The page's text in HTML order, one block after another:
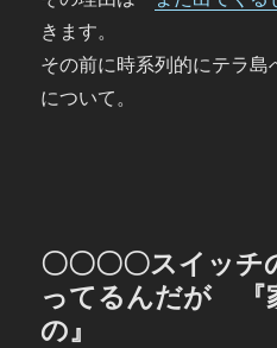
きます。
その前に時系列的にテラ
について。
〇〇〇〇スイッチ
ってるんだが 『
の』